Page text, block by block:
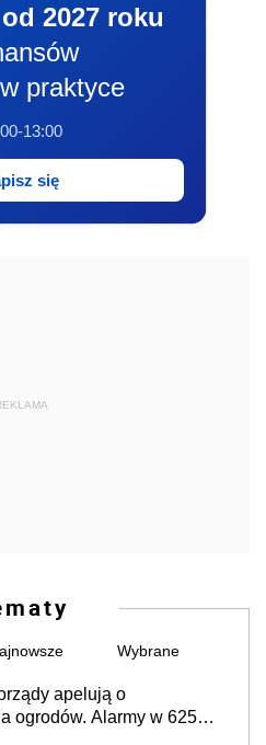
2027 roku
praktyce
13:00
się
Wybrane
apelują o
ogrodów. Alarmy w 625